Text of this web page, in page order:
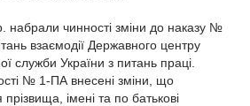
набрали чинності зміни до наказу №
взаємодії Державного центру
служби України з питань праці.
№ 1-ПА внесені зміни, що
імені та по батькові